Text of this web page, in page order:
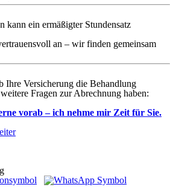
kann ein ermäßigter Stundensatz
an – wir finden gemeinsam
Ihre Versicherung die Behandlung
Fragen zur Abrechnung haben:
vorab – ich nehme mir Zeit für Sie.